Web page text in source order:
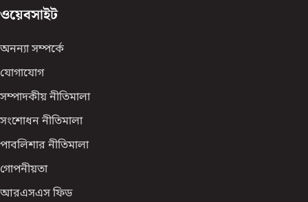
ওয়েবসাইট
অনন্যা সম্পর্কে
যোগাযোগ
সম্পাদকীয় নীতিমালা
সংশোধন নীতিমালা
পাবলিশার নীতিমালা
গোপনীয়তা
আরএসএস ফিড